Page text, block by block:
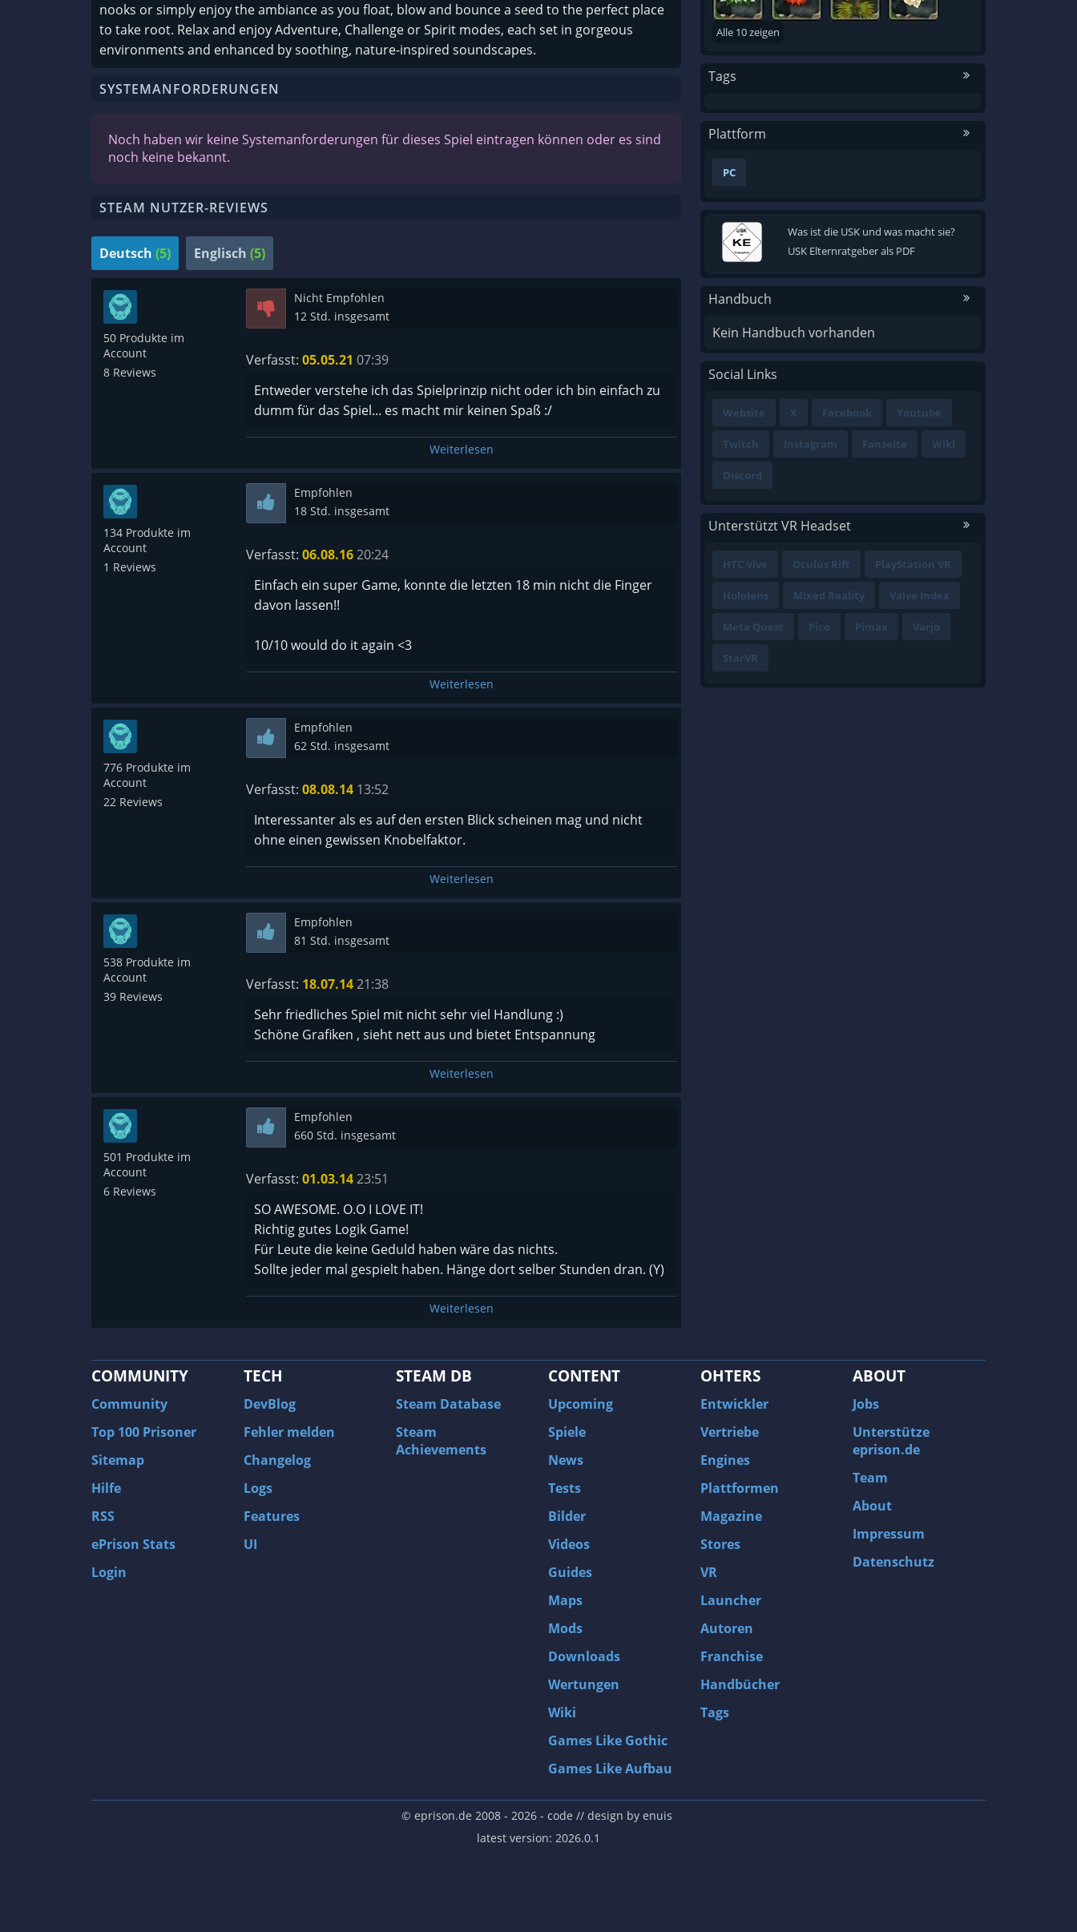
nooks or simply enjoy the ambiance as you float, blow and bounce a seed to the perfect place
to take root. Relax and enjoy Adventure, Challenge or Spirit modes, each set in gorgeous
environments and enhanced by soothing, nature-inspired soundscapes.
SYSTEMANFORDERUNGEN
Noch haben wir keine Systemanforderungen für dieses Spiel eintragen können oder es sind
noch keine bekannt.
STEAM NUTZER-REVIEWS
Deutsch (5) Englisch (5)
50 Produkte im
Account
8 Reviews
Nicht Empfohlen
12 Std. insgesamt
Verfasst: 05.05.21 07:39
Entweder verstehe ich das Spielprinzip nicht oder ich bin einfach zu
dumm für das Spiel... es macht mir keinen Spaß :/
Weiterlesen
134 Produkte im
Account
1 Reviews
Empfohlen
18 Std. insgesamt
Verfasst: 06.08.1620:24
Einfach ein super Game, konnte die letzten 18 min nicht die Finger
davon lassen!!
10/10 would do it again <3
Weiterlesen
776 Produkte im
Account
22 Reviews
Empfohlen
62 Std. insgesamt
Verfasst: 08.08.1413:52
Interessanter als es auf den ersten Blick scheinen mag und nicht
ohne einen gewissen Knobelfaktor.
Weiterlesen
538 Produkte im
Account
39 Reviews
Empfohlen
81 Std. insgesamt
Verfasst: 18.07.1421:38
Sehr friedliches Spiel mit nicht sehr viel Handlung :)
Schöne Grafiken , sieht nett aus und bietet Entspannung
Weiterlesen
501 Produkte im
Account
6 Reviews
Empfohlen
660 Std. insgesamt
Verfasst: 01.03.1423:51
SO AWESOME. O.O I LOVE IT!
Richtig gutes Logik Game!
Für Leute die keine Geduld haben wäre das nichts.
Sollte jeder mal gespielt haben. Hänge dort selber Stunden dran. (Y)
Weiterlesen
Alle 10 zeigen
Tags
Plattform
PC
Was ist die USK und was macht sie?
USK Elternratgeber als PDF
Handbuch
Kein Handbuch vorhanden
Social Links
Website X Facebook Youtube
Twitch Instagram Fanseite Wiki
Discord
Unterstützt VR Headset
HTC Vive Oculus Rift PlayStation VR
Hololens Mixed Reality Valve Index
Meta Quest Pico Pimax Varjo
StarVR
COMMUNITY
Community
Top 100 Prisoner
Sitemap
Hilfe
RSS
ePrison Stats
Login
TECH
DevBlog
Fehler melden
Changelog
Logs
Features
UI
STEAM DB
Steam Database
Steam
Achievements
CONTENT
Upcoming
Spiele
News
Tests
Bilder
Videos
Guides
Maps
Mods
Downloads
Wertungen
Wiki
Games Like Gothic
Games Like Aufbau
OHTERS
Entwickler
Vertriebe
Engines
Plattformen
Magazine
Stores
VR
Launcher
Autoren
Franchise
Handbücher
Tags
ABOUT
Jobs
Unterstütze
eprison.de
Team
About
Impressum
Datenschutz
© eprison.de 2008 - 2026- code // design by enuis
latest version: 2026.0.1